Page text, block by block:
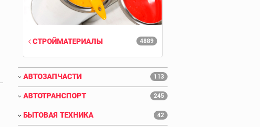
4889
СТРОЙМАТЕРИАЛЫ
АВТОЗАПЧАСТИ 113
АВТОТРАНСПОРТ 245
БЫТОВАЯ ТЕХНИКА 42